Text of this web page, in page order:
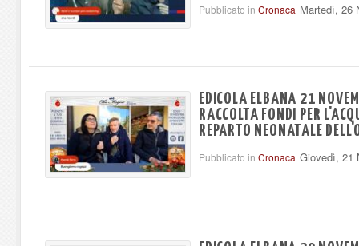
Pubblicato in Cronaca Martedì, 26
EDICOLA ELBANA 21
RACCOLTA FONDI PER
REPARTO NEONATALE
Pubblicato in Cronaca Giovedì, 21